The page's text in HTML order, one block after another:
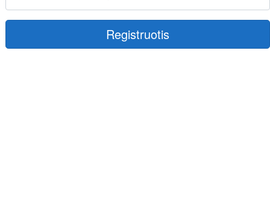
Registruotis